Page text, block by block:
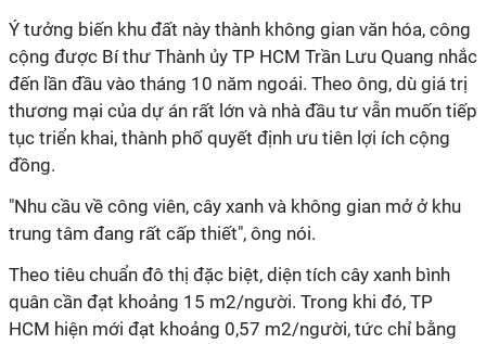
Ý tưởng biến khu đất này thành không gian văn hóa, công
cộng được Bí thư Thành ủy TP HCM Trần Lưu Quang nhắc
đến lần đầu vào tháng 10 năm ngoái. Theo ông, dù giá trị
thương mại của dự án rất lớn và nhà đầu tư vẫn muốn tiếp
tục triển khai, thành phố quyết định ưu tiên lợi ích cộng
đồng.
"Nhu cầu về công viên, cây xanh và không gian mở ở khu
trung tâm đang rất cấp thiết", ông nói.
Theo tiêu chuẩn đô thị đặc biệt, diện tích cây xanh bình
quân cần đạt khoảng 15 m2/người. Trong khi đó, TP
HCM hiện mới đạt khoảng 0,57 m2/người, tức chỉ bằng